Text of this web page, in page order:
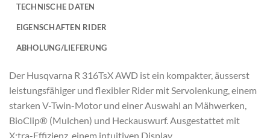
TECHNISCHE DATEN
EIGENSCHAFTEN RIDER
ABHOLUNG/LIEFERUNG
Der Husqvarna R 316TsX AWD ist ein kompakter, äusserst
leistungsfähiger und flexibler Rider mit Servolenkung, einem
starken V-Twin-Motor und einer Auswahl an Mähwerken,
BioClip® (Mulchen) und Heckauswurf. Ausgestattet mit
X:tra-Effizienz, einem intuitiven Display,